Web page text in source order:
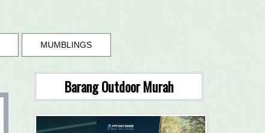
MUMBLINGS
Barang Outdoor Murah